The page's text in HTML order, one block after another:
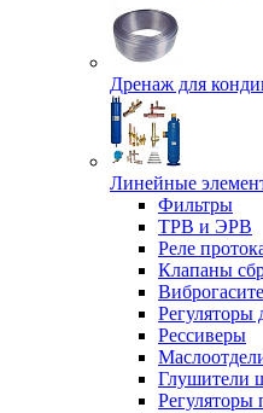
Дренаж для
Линейные
Фильтры
ТРВ и ЭРВ
Реле
Клапаны
Регуляторы
Рессиверы
Глушители
Регуляторы